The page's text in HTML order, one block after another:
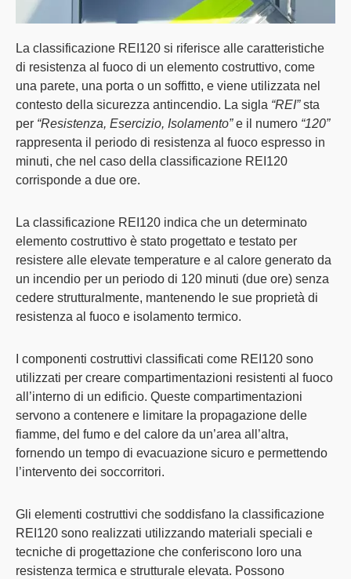
La classificazione REI120 si riferisce alle caratteristiche
di resistenza al fuoco di un elemento costruttivo, come
una parete, una porta o un soffitto, e viene utilizzata nel
contesto della sicurezza antincendio. La sigla “REI”sta
per “Resistenza, Esercizio, Isolamento”e il numero “120”
rappresenta il periodo di resistenza al fuoco espresso in
minuti, che nel caso della classificazione REI120
corrisponde a due ore.
La classificazione REI120 indica che un determinato
elemento costruttivo è stato progettato e testato per
resistere alle elevate temperature e al calore generato da
un incendio per un periodo di 120 minuti (due ore) senza
cedere strutturalmente, mantenendo le sue proprietà di
resistenza al fuoco e isolamento termico.
I componenti costruttivi classificati come REI120 sono
utilizzati per creare compartimentazioni resistenti al fuoco
all’interno di un edificio. Queste compartimentazioni
servono a contenere e limitare la propagazione delle
fiamme, del fumo e del calore da un’area all’altra,
fornendo un tempo di evacuazione sicuro e permettendo
l’intervento dei soccorritori.
Gli elementi costruttivi che soddisfano la classificazione
REI120 sono realizzati utilizzando materiali speciali e
tecniche di progettazione che conferiscono loro una
resistenza termica e strutturale elevata. Possono